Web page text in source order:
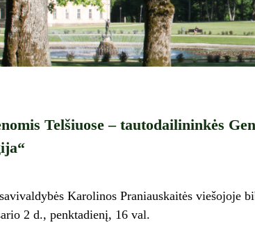
Telšiuose – tautodailininkės
Karolinos Praniauskaitės viešojoje
2 d., penktadienį, 16 val.